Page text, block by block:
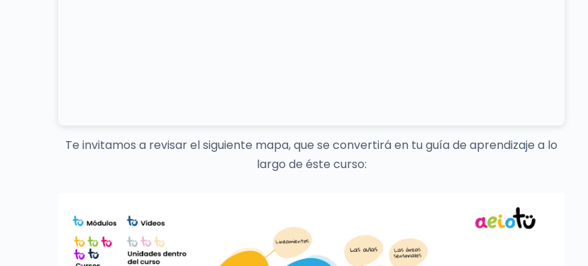
Te invitamos a revisar el siguiente mapa, que se convertirá en tu guía de aprendizaje a lo
largo de éste curso: